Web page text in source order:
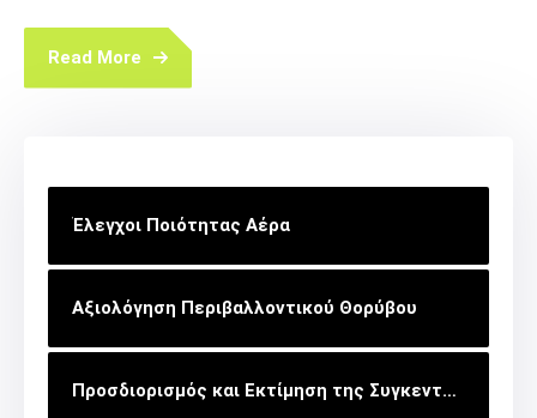
Read More
Έλεγχοι Ποιότητας Αέρα
Αξιολόγηση Περιβαλλοντικού Θορύβου
Προσδιορισμός και Εκτίμηση της Συγκεντρώσεως της Οσμής